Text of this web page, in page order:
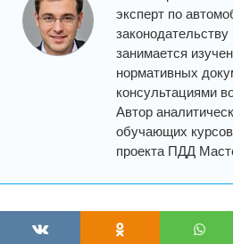
эксперт по
занимается
нормативных
консультациями
Автор
обучающих
проекта ПДД